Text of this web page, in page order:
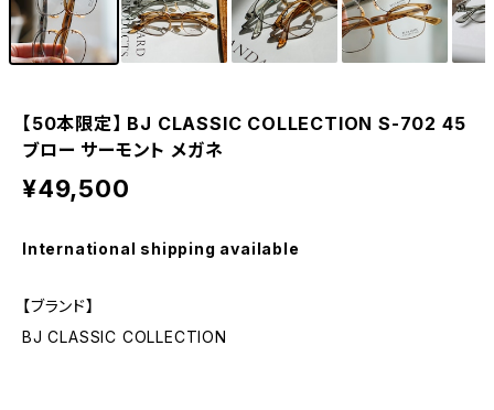
【50本限定】 BJ CLASSIC COLLECTION S-702 45
ブロー サーモント メガネ
¥49,500
International shipping available
【ブランド】
BJ CLASSIC COLLECTION